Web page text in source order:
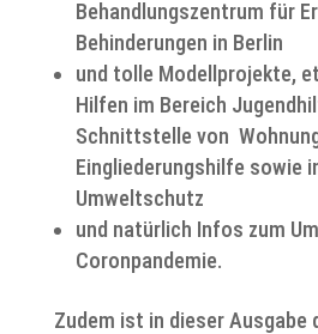
Behandlungszentrum für
Behinderungen in Berlin
und tolle Modellprojekte,
Hilfen im Bereich
Schnittstelle von
Eingliederungshilfe sowie
Umweltschutz
und natürlich Infos zum
Coronpandemie.
Zudem ist in dieser Ausgabe